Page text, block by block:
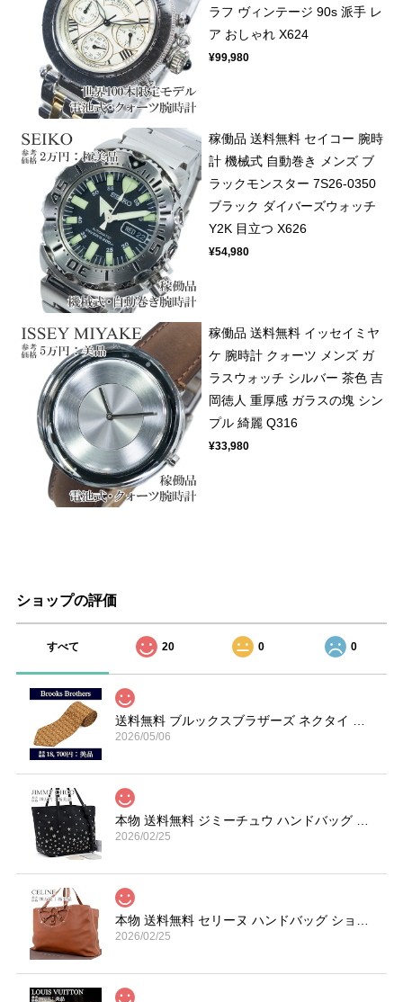
ラフ ヴィンテージ 90s 派手 レ
ア おしゃれ X624
¥99,980
稼働品 送料無料 セイコー 腕時
計 機械式 自動巻き メンズ ブ
ラックモンスター 7S26-0350
ブラック ダイバーズウォッチ
Y2K 目立つ X626
¥54,980
稼働品 送料無料 イッセイミヤ
ケ 腕時計 クォーツ メンズ ガ
ラスウォッチ シルバー 茶色 吉
岡徳人 重厚感 ガラスの塊 シン
プル 綺麗 Q316
¥33,980
ショップの評価
すべて 20 0 0
2026/05/06
2026/02/25
2026/02/25